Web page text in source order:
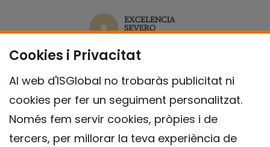
Cookies i Privacitat
Al web d'ISGlobal no trobaràs publicitat ni
cookies per fer un seguiment personalitzat.
Només fem servir cookies, pròpies i de
tercers, per millorar la teva experiència de